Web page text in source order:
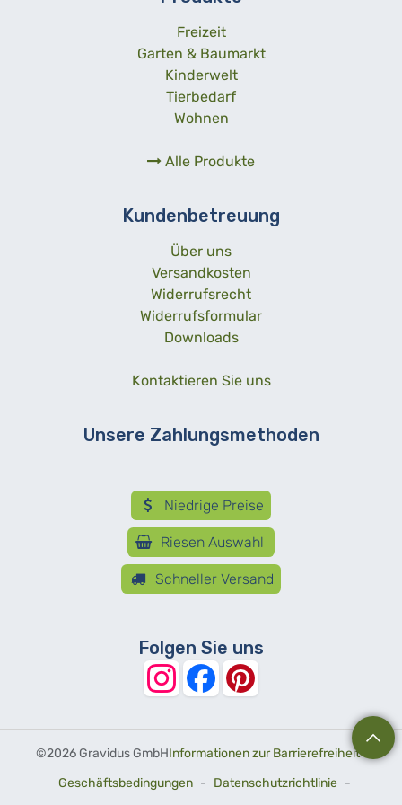
Freizeit
Garten & Baumarkt
Kinderwelt
Tierbedarf
Wohnen
Alle Produkte
Kundenbetreuung
Über uns
Versandkosten
Widerrufsrecht
Widerrufsformular
Downloads
Kontaktieren Sie uns
Unsere Zahlungsmethoden
Niedrige Preise
Riesen Auswahl
Schneller Versand
Folgen Sie uns
©2026 Gravidus GmbHInformationen zur Barrierefreiheit-
Geschäftsbedingungen - Datenschutzrichtlinie -